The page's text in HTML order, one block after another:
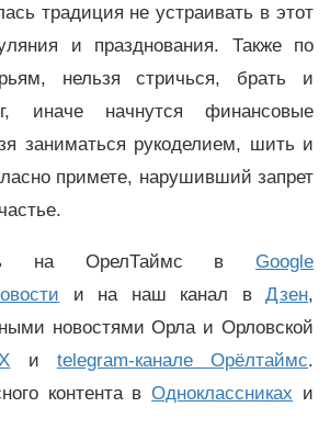
традиция не устраивать в этот
и празднования. Также по
нельзя стричься, брать и
иначе начнутся финансовые
заниматься рукоделием, шить и
примете, нарушивший запрет
на ОрелТаймс в Google
и на наш канал вДзен,
новостями Орла и Орловской
и telegram-канале Орёлтаймс.
контента вОдноклассниках и